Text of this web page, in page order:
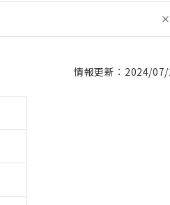
情報更新：2024/07/